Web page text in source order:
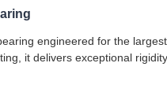
engineered for the
it delivers exceptional